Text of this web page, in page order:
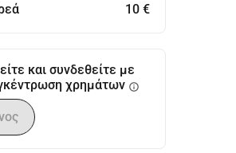
10 €
και συνδεθείτε με
χρημάτων info